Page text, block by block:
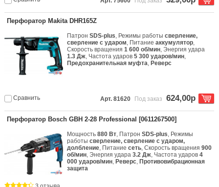
Перфоратор Makita DHR165Z
ПатронSDS-plus, Режимы работысверление,
сверление с ударом, Питаниеаккумулятор,
Скорость вращения1 600 об/мин, Энергия удара
1.3 Дж, Частота ударов5 300 ударов/мин,
Предохранительная муфта, Реверс
Сравнить Арт. 81620 Под заказ 624,00р
Перфоратор Bosch GBH 2-28 Professional [0611267500]
Мощность880 Вт, ПатронSDS-plus, Режимы
работысверление, сверление с ударом,
долбление, Питаниесеть, Скорость вращения900
об/мин, Энергия удара3.2 Дж, Частота ударов4
000 ударов/мин, Реверс, Противовибрационная
защита